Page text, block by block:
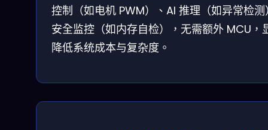
控制（如电机 PWM）、AI 推理（如异常检
安全监控（如内存自检），无需额外 MCU，
降低系统成本与复杂度。